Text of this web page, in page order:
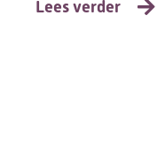
Lees verder